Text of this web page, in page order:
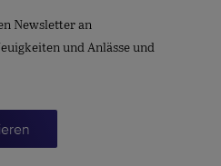
Newsletter an
und Anlässe und